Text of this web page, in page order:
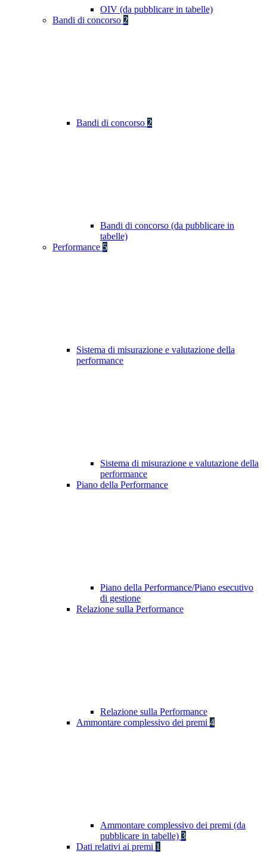
OIV (da pubblicare in tabelle)
Bandi di concorso 2
Bandi di concorso 2
Bandi di concorso (da pubblicare in
tabelle)
Performance 5
Sistema di misurazione e valutazione della
performance
Sistema di misurazione e valutazione della
performance
Piano della Performance
Piano della Performance/Piano esecutivo
di gestione
Relazione sulla Performance
Relazione sulla Performance
Ammontare complessivo dei premi 4
Ammontare complessivo dei premi (da
pubblicare in tabelle) 3
Dati relativi ai premi 1